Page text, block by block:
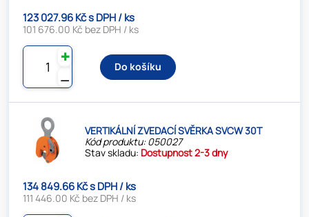
123 027.96 Kč s DPH / ks
101 676.00 Kč bez DPH / ks
⚊
✚
Do košíku
VERTIKÁLNÍ ZVEDACÍ SVĚRKA SVCW 30T
Kód produktu: 050027
Stav skladu: Dostupnost 2-3 dny
134 849.66 Kč s DPH / ks
111 446.00 Kč bez DPH / ks